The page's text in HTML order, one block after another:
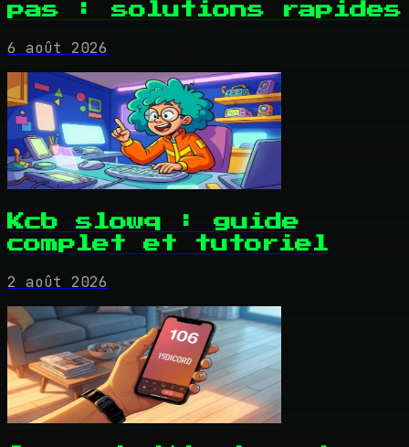
pas : solutions rapides
6 août 2026
Kcb slowq : guide
complet et tutoriel
2 août 2026